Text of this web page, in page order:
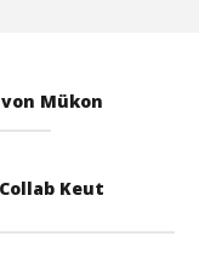
Mükon
Keut